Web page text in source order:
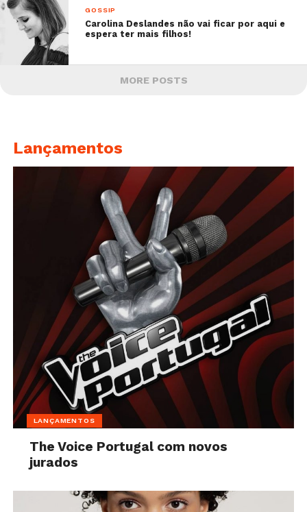
GOSSIP
Carolina Deslandes não vai ficar por aqui e
espera ter mais filhos!
MORE POSTS
Lançamentos
LANÇAMENTOS
The Voice Portugal com novos
jurados